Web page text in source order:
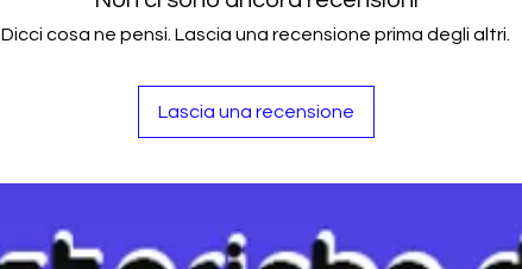
Dicci cosa ne pensi. Lascia una recensione prima degli altri.
Lascia una recensione